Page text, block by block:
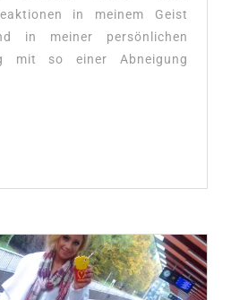
in meinem Geist
in meiner persönlichen
mit so einer Abneigung